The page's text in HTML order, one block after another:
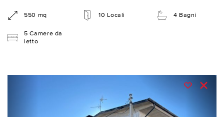
550 mq 10 Locali 4 Bagni
5 Camere da
letto